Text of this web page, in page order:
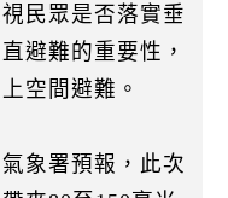
民眾是否落實垂
避難的重要性，
空間避難。
象署預報，此次